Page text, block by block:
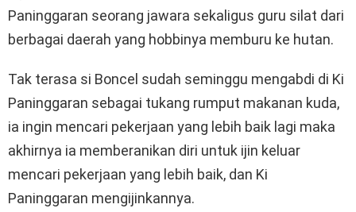
Paninggaran seorang jawara sekaligus guru silat dari
berbagai daerah yang hobbinya memburu ke hutan.
Tak terasa si Boncel sudah seminggu mengabdi di Ki
Paninggaran sebagai tukang rumput makanan kuda,
ia ingin mencari pekerjaan yang lebih baik lagi maka
akhirnya ia memberanikan diri untuk ijin keluar
mencari pekerjaan yang lebih baik, dan Ki
Paninggaran mengijinkannya.